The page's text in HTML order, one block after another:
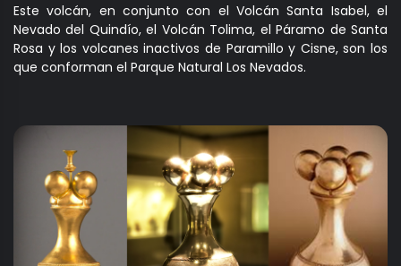
Este volcán, en conjunto con el Volcán Santa Isabel, el
Nevado del Quindío, el Volcán Tolima, el Páramo de Santa
Rosa y los volcanes inactivos de Paramillo y Cisne, son los
que conforman el Parque Natural Los Nevados.